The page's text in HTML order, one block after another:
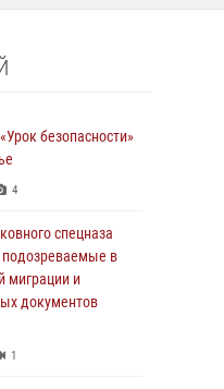
безопасности»
4
спецназа
в
миграции и
документов
1